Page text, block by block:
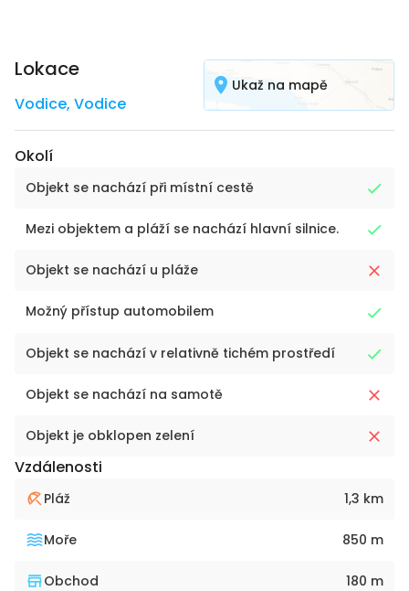
Lokace
Vodice, Vodice
Ukaž na mapě
Okolí
Objekt se nachází při místní cestě
Mezi objektem a pláží se nachází hlavní silnice.
Objekt se nachází u pláže
Možný přístup automobilem
Objekt se nachází v relativně tichém prostředí
Objekt se nachází na samotě
Objekt je obklopen zelení
Vzdálenosti
Pláž 1,3 km
Moře 850 m
Obchod 180 m